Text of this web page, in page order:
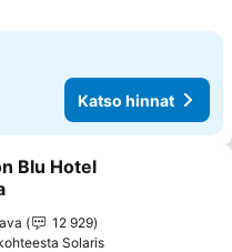
Katso hinnat
suosikkeihin
Blu Hotel
12 929
Solaris